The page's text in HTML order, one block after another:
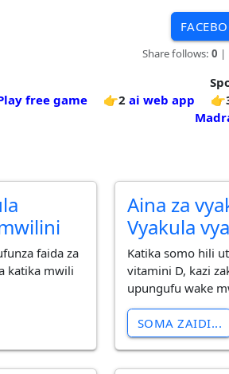
Share follows: 0 |
free game 👉2 ai web app
faida za
katika mwili
Aina za
Vyakula
Katika somo hili
vitamini D, kazi
upungufu wake
SOMA ZAIDI...